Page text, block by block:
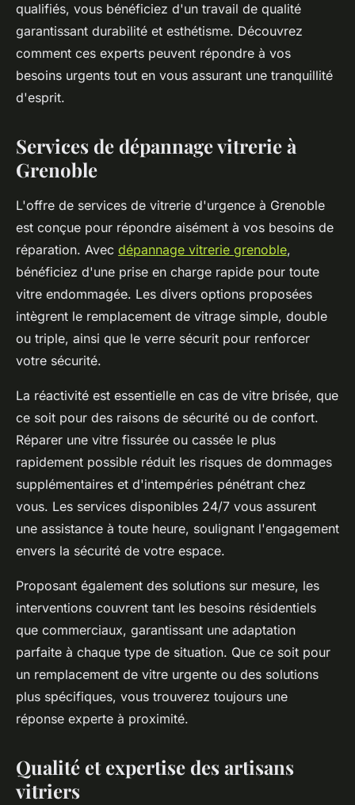
qualifiés, vous bénéficiez d'un travail de qualité
garantissant durabilité et esthétisme. Découvrez
comment ces experts peuvent répondre à vos
besoins urgents tout en vous assurant une tranquillité
d'esprit.
Services de dépannage vitrerie à
Grenoble
L'offre de services de vitrerie d'urgence à Grenoble
est conçue pour répondre aisément à vos besoins de
réparation. Avec dépannage vitrerie grenoble,
bénéficiez d'une prise en charge rapide pour toute
vitre endommagée. Les divers options proposées
intègrent le remplacement de vitrage simple, double
ou triple, ainsi que le verre sécurit pour renforcer
votre sécurité.
La réactivité est essentielle en cas de vitre brisée, que
ce soit pour des raisons de sécurité ou de confort.
Réparer une vitre fissurée ou cassée le plus
rapidement possible réduit les risques de dommages
supplémentaires et d'intempéries pénétrant chez
vous. Les services disponibles 24/7 vous assurent
une assistance à toute heure, soulignant l'engagement
envers la sécurité de votre espace.
Proposant également des solutions sur mesure, les
interventions couvrent tant les besoins résidentiels
que commerciaux, garantissant une adaptation
parfaite à chaque type de situation. Que ce soit pour
un remplacement de vitre urgente ou des solutions
plus spécifiques, vous trouverez toujours une
réponse experte à proximité.
Qualité et expertise des artisans
vitriers